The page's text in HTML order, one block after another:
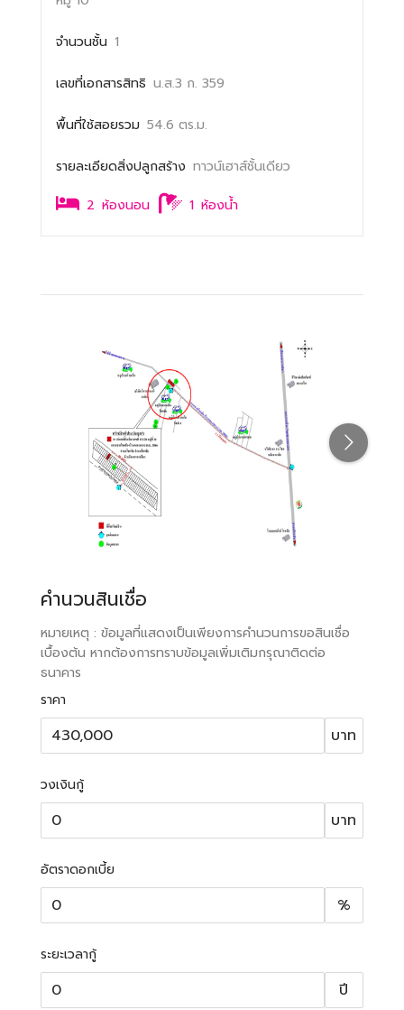
จำนวนชั้น 1
เลขที่เอกสารสิทธิ น.ส.3 ก. 359
พื้นที่ใช้สอยรวม 54.6 ตร.ม.
รายละเอียดสิ่งปลูกสร้าง ทาวน์เฮาส์ชั้นเดียว
2 ห้องนอน 1 ห้องน้ำ
คำนวนสินเชื่อ
หมายเหตุ : ข้อมูลที่แสดงเป็นเพียงการคำนวนการขอสินเชื่อ
เบื้องต้น หากต้องการทราบข้อมูลเพิ่มเติมกรุณาติดต่อ
ธนาคาร
ราคา
บาท
วงเงินกู้
บาท
อัตราดอกเบี้ย
%
ระยะเวลากู้
ปี